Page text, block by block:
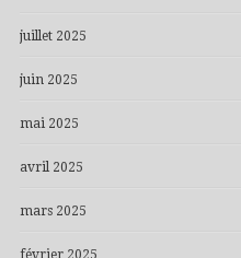
juillet 2025
juin 2025
mai 2025
avril 2025
mars 2025
février 2025